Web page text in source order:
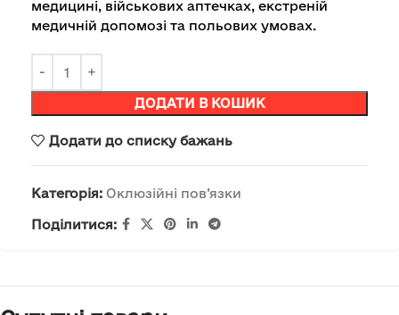
медицині, військових аптечках, екстреній
медичній допомозі та польових умовах.
ДОДАТИ В КОШИК
Додати до списку бажань
Категорія: Оклюзійні пов’язки
Поділитися: